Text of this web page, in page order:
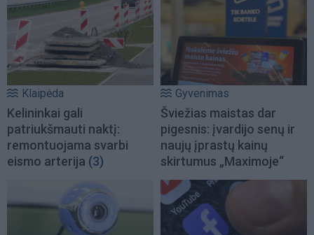
Klaipėda
Kelininkai gali
patriukšmauti naktį:
remontuojama svarbi
eismo arterija (3)
Gyvenimas
Šviežias maistas dar
pigesnis: įvardijo senų ir
naujų įprastų kainų
skirtumus „Maximoje“